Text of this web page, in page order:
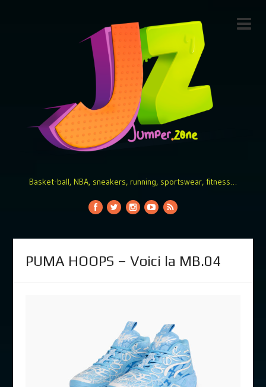
Basket-ball, NBA, sneakers, running, sportswear, fitness…
PUMA HOOPS – Voici la MB.04